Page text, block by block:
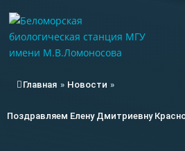
Главная » Новости »
Поздравляем Елену Дмитриевну